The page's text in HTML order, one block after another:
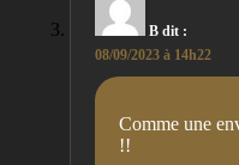
B dit :
08/09/2023 à 14h22
Comme une
!!